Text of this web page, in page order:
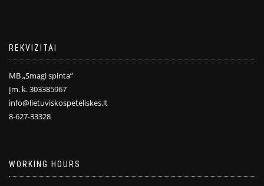
REKVIZITAI
MB „Smagi spinta”
Įm. k. 303385967
info@lietuviskospeteliskes.lt
8-627-33328
WORKING HOURS